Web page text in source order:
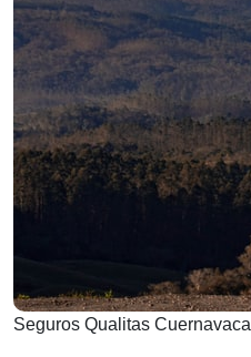
Seguros Qualitas Cuernavaca